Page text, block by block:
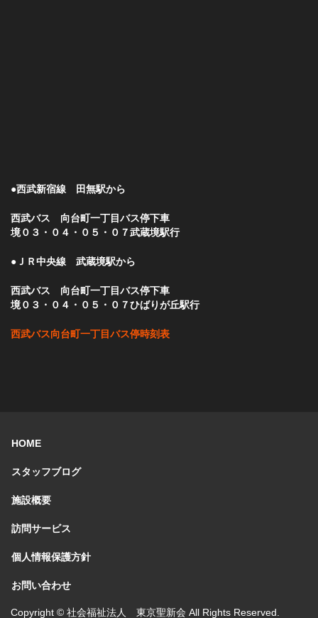
●西武新宿線 田無駅から
西武バス 向台町一丁目バス停下車
境０３・０４・０５・０７武蔵境駅行
●ＪＲ中央線 武蔵境駅から
西武バス 向台町一丁目バス停下車
境０３・０４・０５・０７ひばりが丘駅行
西武バス向台町一丁目バス停時刻表
HOME
スタッフブログ
施設概要
訪問サービス
個人情報保護方針
お問い合わせ
Copyright © 社会福祉法人 東京聖新会 All Rights Reserved.